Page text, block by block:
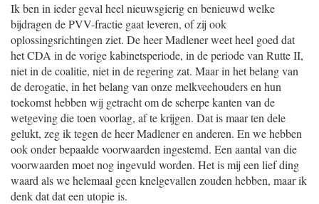
Ik ben in ieder geval heel nieuwsgierig en benieuwd welke
bijdragen de PVV-fractie gaat leveren, of zij ook
oplossingsrichtingen ziet. De heer Madlener weet heel goed dat
het CDA in de vorige kabinetsperiode, in de periode van Rutte II,
niet in de coalitie, niet in de regering zat. Maar in het belang van
de derogatie, in het belang van onze melkveehouders en hun
toekomst hebben wij getracht om de scherpe kanten van de
wetgeving die toen voorlag, af te krijgen. Dat is maar ten dele
gelukt, zeg ik tegen de heer Madlener en anderen. En we hebben
ook onder bepaalde voorwaarden ingestemd. Een aantal van die
voorwaarden moet nog ingevuld worden. Het is mij een lief ding
waard als we helemaal geen knelgevallen zouden hebben, maar ik
denk dat dat een utopie is.